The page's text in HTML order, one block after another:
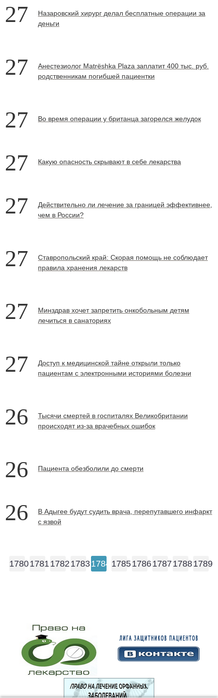
27
Назаровский хирург делал бесплатные операции за
деньги
27
Анестезиолог Мatrёshka Plaza заплатит 400 тыс. руб.
родственникам погибшей пациентки
27 Во время операции у британца загорелся желудок
27 Какую опасность скрывают в себе лекарства
27
Действительно ли лечение за границей эффективнее,
чем в России?
27
Ставропольский край: Скорая помощь не соблюдает
правила хранения лекарств
27
Минздрав хочет запретить онкобольным детям
лечиться в санаториях
27
Доступ к медицинской тайне открыли только
пациентам с электронными историями болезни
26
Тысячи смертей в госпиталях Великобритании
происходят из-за врачебных ошибок
26 Пациента обезболили до смерти
26
В Адыгее будут судить врача, перепутавшего инфаркт
с язвой
17801781 1782 17831784 178517861787 17881789